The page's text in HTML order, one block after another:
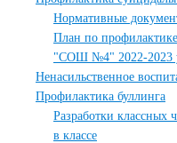
Нормативные
План по
"СОШ №4" 2022-2023
Ненасильственное
Профилактика буллинга
Разработки классных
в классе